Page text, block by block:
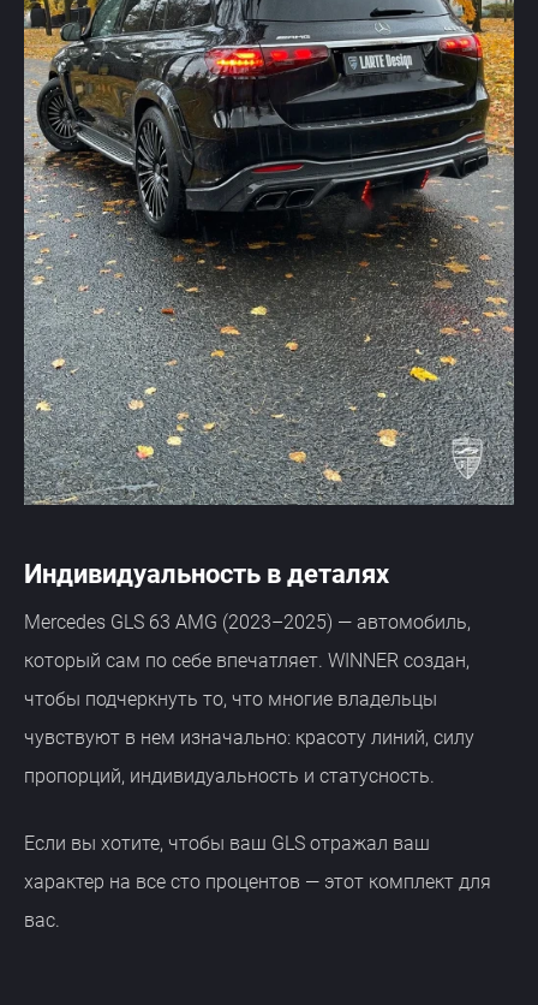
Индивидуальность в деталях
Mercedes GLS 63 AMG (2023–2025) — автомобиль,
который сам по себе впечатляет. WINNER создан,
чтобы подчеркнуть то, что многие владельцы
чувствуют в нем изначально: красоту линий, силу
пропорций, индивидуальность и статусность.
Если вы хотите, чтобы ваш GLS отражал ваш
характер на все сто процентов — этот комплект для
вас.